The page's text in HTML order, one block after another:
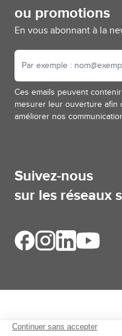
ou promotions
En vous abonnant à la
Ces emails peuvent
mesurer leur ouverture
améliorer nos
Suivez-nous
sur les réseaux